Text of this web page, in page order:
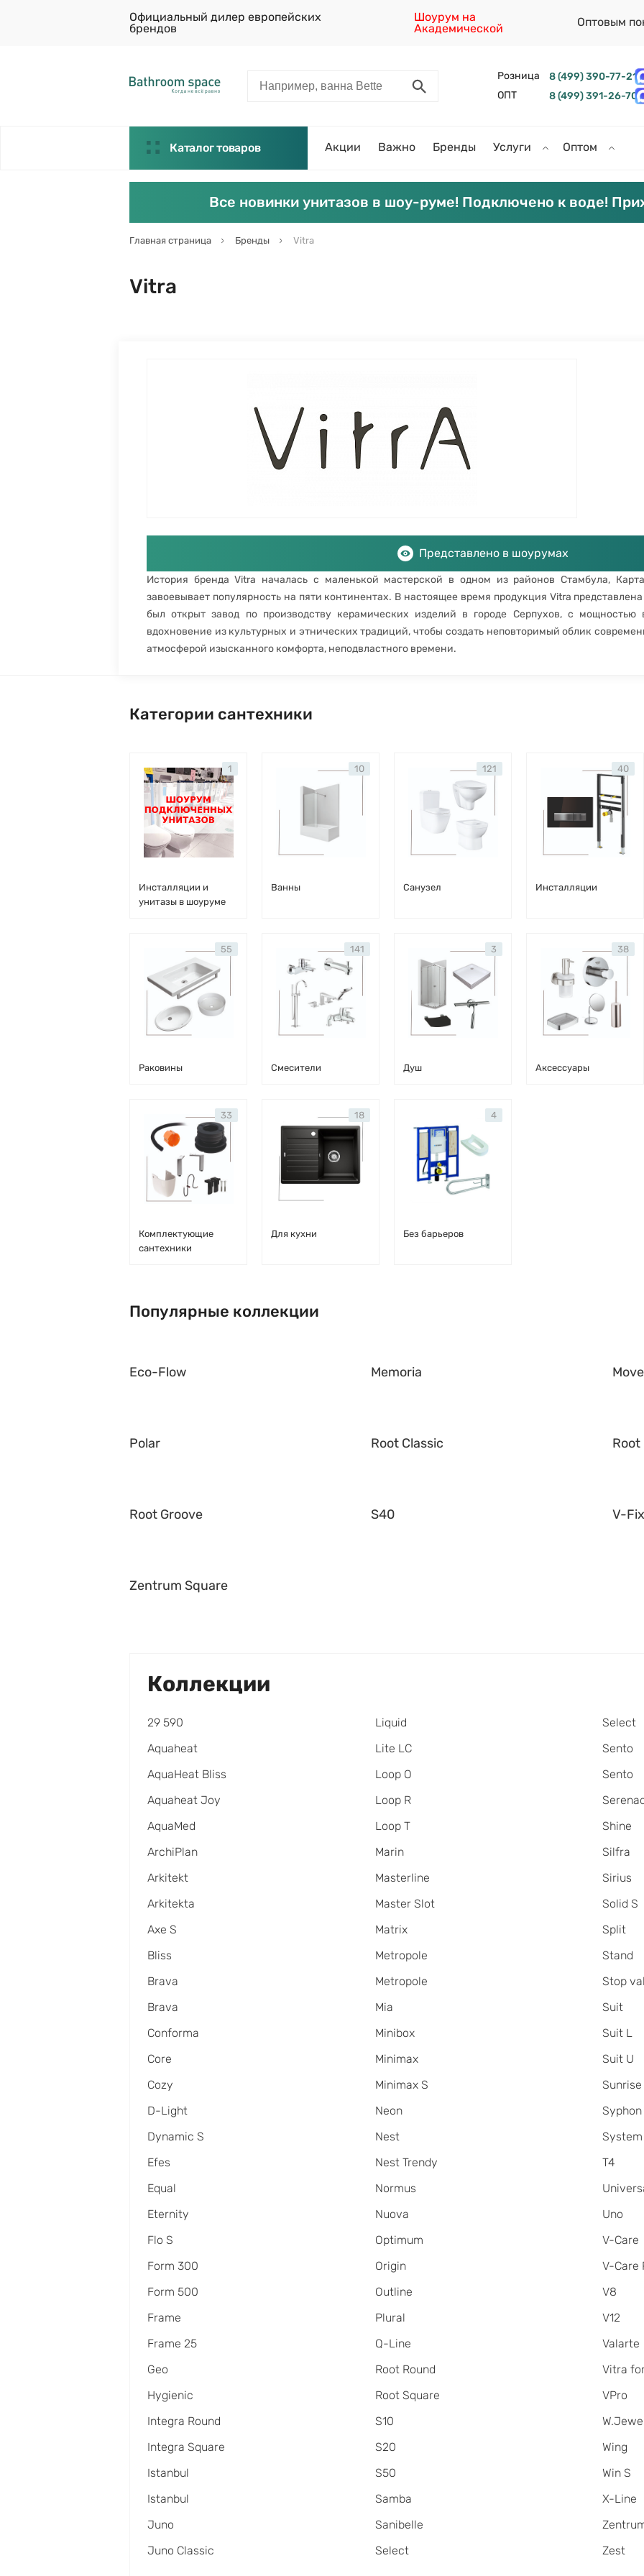
Официальный дилер европейских
брендов
Шоурум на
Академической
Оптовым
Розница
8 (499) 390-77-21
ОПТ
8 (499) 391-26-70
Каталог товаров Акции Важно Бренды Услуги Оптом
Все новинки унитазов в шоу-руме! Подключено к воде!
Главная страница Бренды Vitra
Vitra
Представлено в шоурумах
История бренда Vitra началась с маленькой мастерской в одном из районов Стамбула,
завоевывает популярность на пяти континентах. В настоящее время продукция Vitra
был открыт завод по производству керамических изделий в городе Серпухов, с
вдохновение из культурных и этнических традиций, чтобы создать неповторимый облик
атмосферой изысканного комфорта, неподвластного времени.
Категории сантехники
Инсталляции и
унитазы в шоуруме
1
Ванны
10
Санузел
121
Инсталляции
40
Раковины
55
Смесители
141
Душ
3
Аксессуары
38
Комплектующие
сантехники
33
Для кухни
18
Без барьеров
4
Популярные коллекции
Eco-Flow Memoria Move
Polar Root Classic Root
Root Groove S40 V-
Zentrum Square
Коллекции
29 590
Aquaheat
AquaHeat Bliss
Aquaheat Joy
AquaMed
ArchiPlan
Arkitekt
Arkitekta
Axe S
Bliss
Brava
Brava
Conforma
Core
Cozy
D-Light
Dynamic S
Efes
Equal
Eternity
Flo S
Form 300
Form 500
Frame
Frame 25
Geo
Hygienic
Integra Round
Integra Square
Istanbul
Istanbul
Juno
Juno Classic
Liquid
Lite LC
Loop O
Loop R
Loop T
Marin
Masterline
Master Slot
Matrix
Metropole
Metropole
Mia
Minibox
Minimax
Minimax S
Neon
Nest
Nest Trendy
Normus
Nuova
Optimum
Origin
Outline
Plural
Q-Line
Root Round
Root Square
S10
S20
S50
Samba
Sanibelle
Select
Select
Sento
Sento
Shine
Silfra
Sirius
Solid S
Split
Stand
Stop
Suit
Suit L
Suit U
Sunrise
Syphon
T4
Uno
V-Care
V-Care
V8
V12
Valarte
Vitra
VPro
Wing
Win S
X-Line
Zest